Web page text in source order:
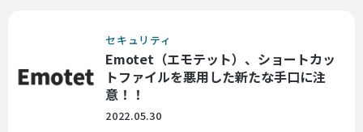
セキュリティ
Emotet（エモテット）、ショートカッ
トファイルを悪用した新たな手口に注
意！！
2022.05.30